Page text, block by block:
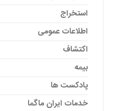
استخراج
اطلاعات عمومی
اکتشاف
بیمه
پادکست ها
خدمات ایران ماگما